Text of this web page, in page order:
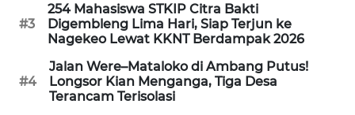
#3
254 Mahasiswa STKIP Citra Bakti
Digembleng Lima Hari, Siap Terjun ke
Nagekeo Lewat KKNT Berdampak 2026
#4
Jalan Were–Mataloko di Ambang Putus!
Longsor Kian Menganga, Tiga Desa
Terancam Terisolasi
KRT
NEWS
KARING
NEWS